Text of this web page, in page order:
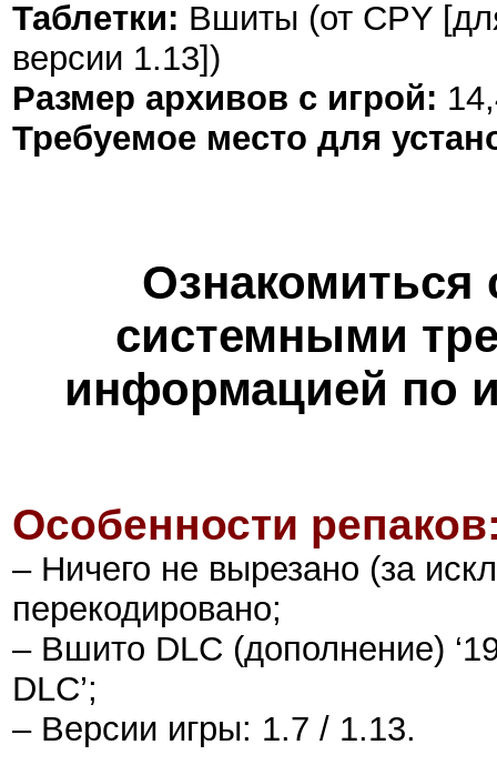
Таблетки: Вшиты (от CPY
версии 1.13])
Размер архивов с игрой:
Требуемое место для
Ознакомиться
системными
информацией по
Особенности
– Ничего не вырезано (за
перекодировано;
– Вшито DLC (дополнение)
DLC’;
–Версии игры: 1.7 / 1.13.